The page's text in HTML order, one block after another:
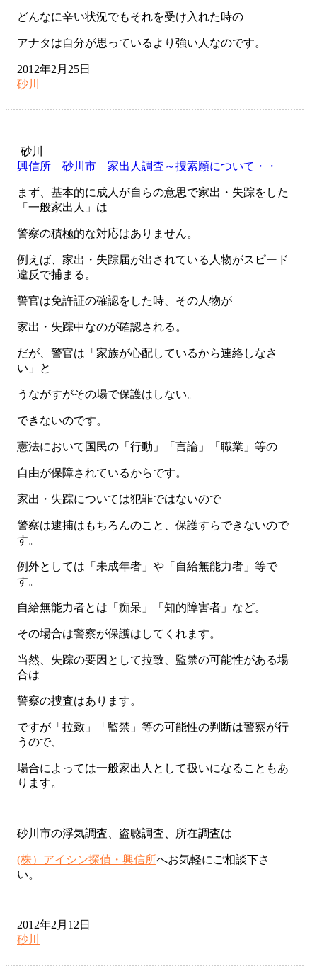
どんなに辛い状況でもそれを受け入れた時の
アナタは自分が思っているより強い人なのです。
2012年2月25日
砂川
砂川
興信所 砂川市 家出人調査～捜索願について・・
まず、基本的に成人が自らの意思で家出・失踪をした
「一般家出人」は
警察の積極的な対応はありません。
例えば、家出・失踪届が出されている人物がスピード
違反で捕まる。
警官は免許証の確認をした時、その人物が
家出・失踪中なのが確認される。
だが、警官は「家族が心配しているから連絡しなさ
い」と
うながすがその場で保護はしない。
できないのです。
憲法において国民の「行動」「言論」「職業」等の
自由が保障されているからです。
家出・失踪については犯罪ではないので
警察は逮捕はもちろんのこと、保護すらできないので
す。
例外としては「未成年者」や「自給無能力者」等で
す。
自給無能力者とは「痴呆」「知的障害者」など。
その場合は警察が保護はしてくれます。
当然、失踪の要因として拉致、監禁の可能性がある場
合は
警察の捜査はあります。
ですが「拉致」「監禁」等の可能性の判断は警察が行
うので、
場合によっては一般家出人として扱いになることもあ
ります。
砂川市の浮気調査、盗聴調査、所在調査は
(株）アイシン探偵・興信所へお気軽にご相談下さ
い。
2012年2月12日
砂川